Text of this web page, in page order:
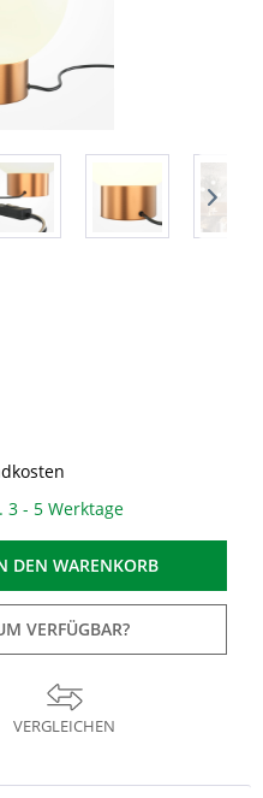
- 5 Werktage
DEN WARENKORB
VERFÜGBAR?
VERGLEICHEN